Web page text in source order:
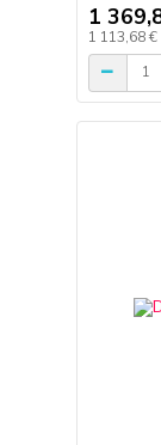
1
1 113,68 €